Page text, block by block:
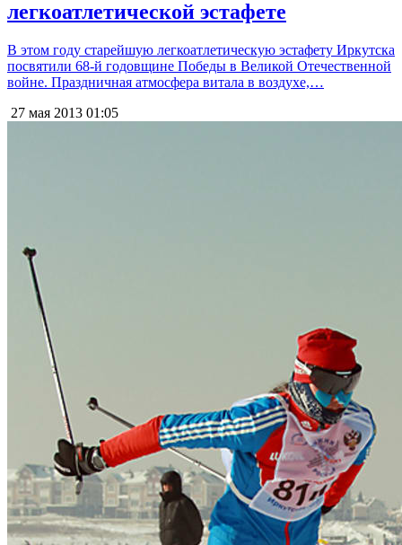
легкоатлетической эстафете
В этом году старейшую легкоатлетическую эстафету Иркутска
посвятили 68-й годовщине Победы в Великой Отечественной
войне. Праздничная атмосфера витала в воздухе,…
27 мая 2013 01:05